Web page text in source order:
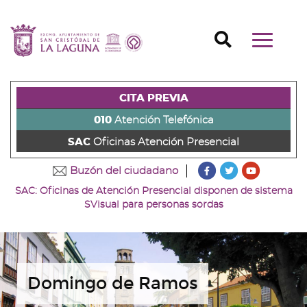
contenido
principal
página
s)
a
la
la
+
Ir
al
la
+
Ir
principal
u)
Mostrar/
Buscador
CITA PREVIA
010Atención Telefónica
SAC Oficinas Atención Presencial
Buzón del ciudadano
???
Ir
a
página
de
Facebook
???
Ir
página
de
Twitter
Ir
canal
de
Youtube
SAC: Oficinas de Atención Presencial disponen de sistema
SVisual para personas sordas
Domingo de Ramos